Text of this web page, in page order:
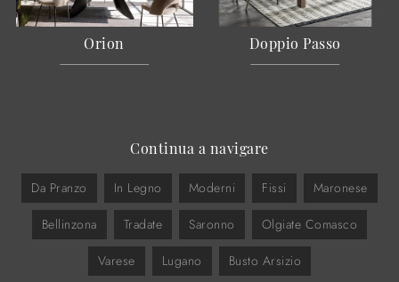
Orion Doppio Passo
Continua a navigare
Da Pranzo In Legno Moderni Fissi Maronese
Bellinzona Tradate Saronno Olgiate Comasco
Varese Lugano Busto Arsizio